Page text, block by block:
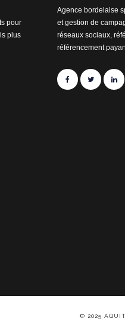
pour
plus
Agence bordelaise
et gestion de
réseaux sociaux,
référencement
© 2025